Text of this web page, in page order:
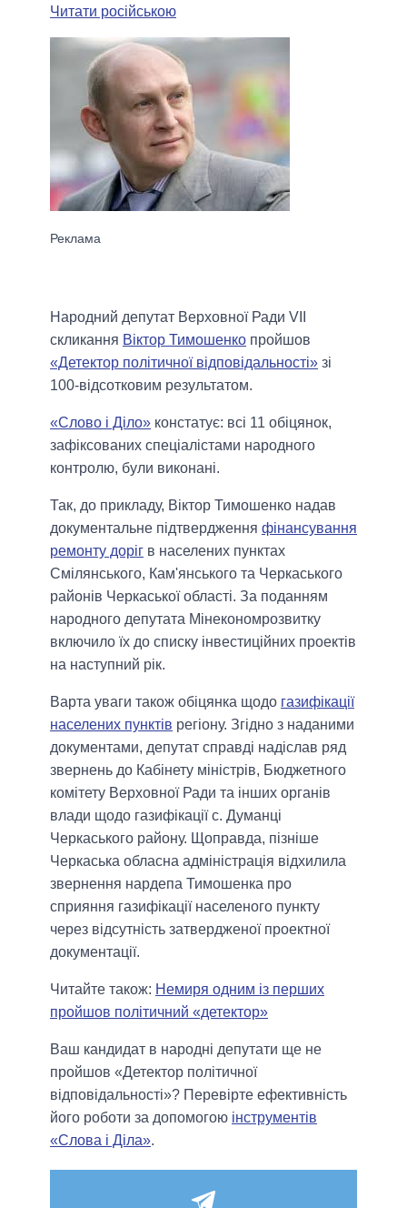
Читати російською
Народний депутат Верховної Ради VII
скликання Віктор Тимошенко пройшов
«Детектор політичної відповідальності» зі
100-відсотковим результатом.
«Слово і Діло» констатує: всі 11 обіцянок,
зафіксованих спеціалістами народного
контролю, були виконані.
Так, до прикладу, Віктор Тимошенко надав
документальне підтвердження фінансування
ремонту доріг в населених пунктах
Смілянського, Кам'янського та Черкаського
районів Черкаської області. За поданням
народного депутата Мінекономрозвитку
включило їх до списку інвестиційних проектів
на наступний рік.
Варта уваги також обіцянка щодо газифікації
населених пунктів регіону. Згідно з наданими
документами, депутат справді надіслав ряд
звернень до Кабінету міністрів, Бюджетного
комітету Верховної Ради та інших органів
влади щодо газифікації с. Думанці
Черкаського району. Щоправда, пізніше
Черкаська обласна адміністрація відхилила
звернення нардепа Тимошенка про
сприяння газифікації населеного пункту
через відсутність затвердженої проектної
документації.
Читайте також: Немиря одним із перших
пройшов політичний «детектор»
Ваш кандидат в народні депутати ще не
пройшов «Детектор політичної
відповідальності»? Перевірте ефективність
його роботи за допомогою інструментів
«Слова і Діла».